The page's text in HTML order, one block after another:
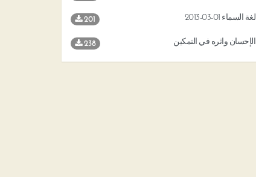
لغة السماء 01-03-2013 201
الإحسان وأثره في التمكين 238